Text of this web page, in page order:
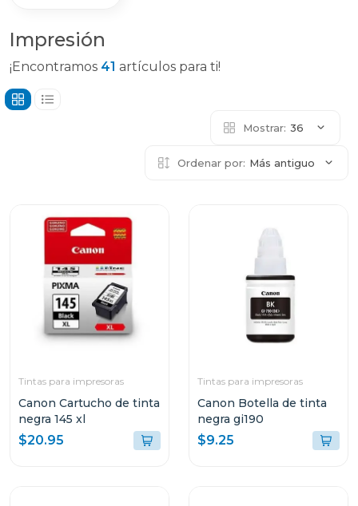
Impresión
¡Encontramos 41 artículos para ti!
Mostrar: 36
Ordenar por: Más antiguo
Tintas para impresoras
Canon Cartucho de tinta
negra 145 xl
$20.95
Tintas para impresoras
Canon Botella de tinta
negra gi190
$9.25